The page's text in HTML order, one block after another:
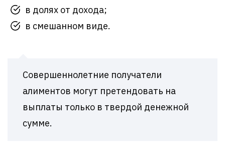
в долях от дохода;
в смешанном виде.
Совершеннолетние получатели
алиментов могут претендовать на
выплаты только в твердой денежной
сумме.